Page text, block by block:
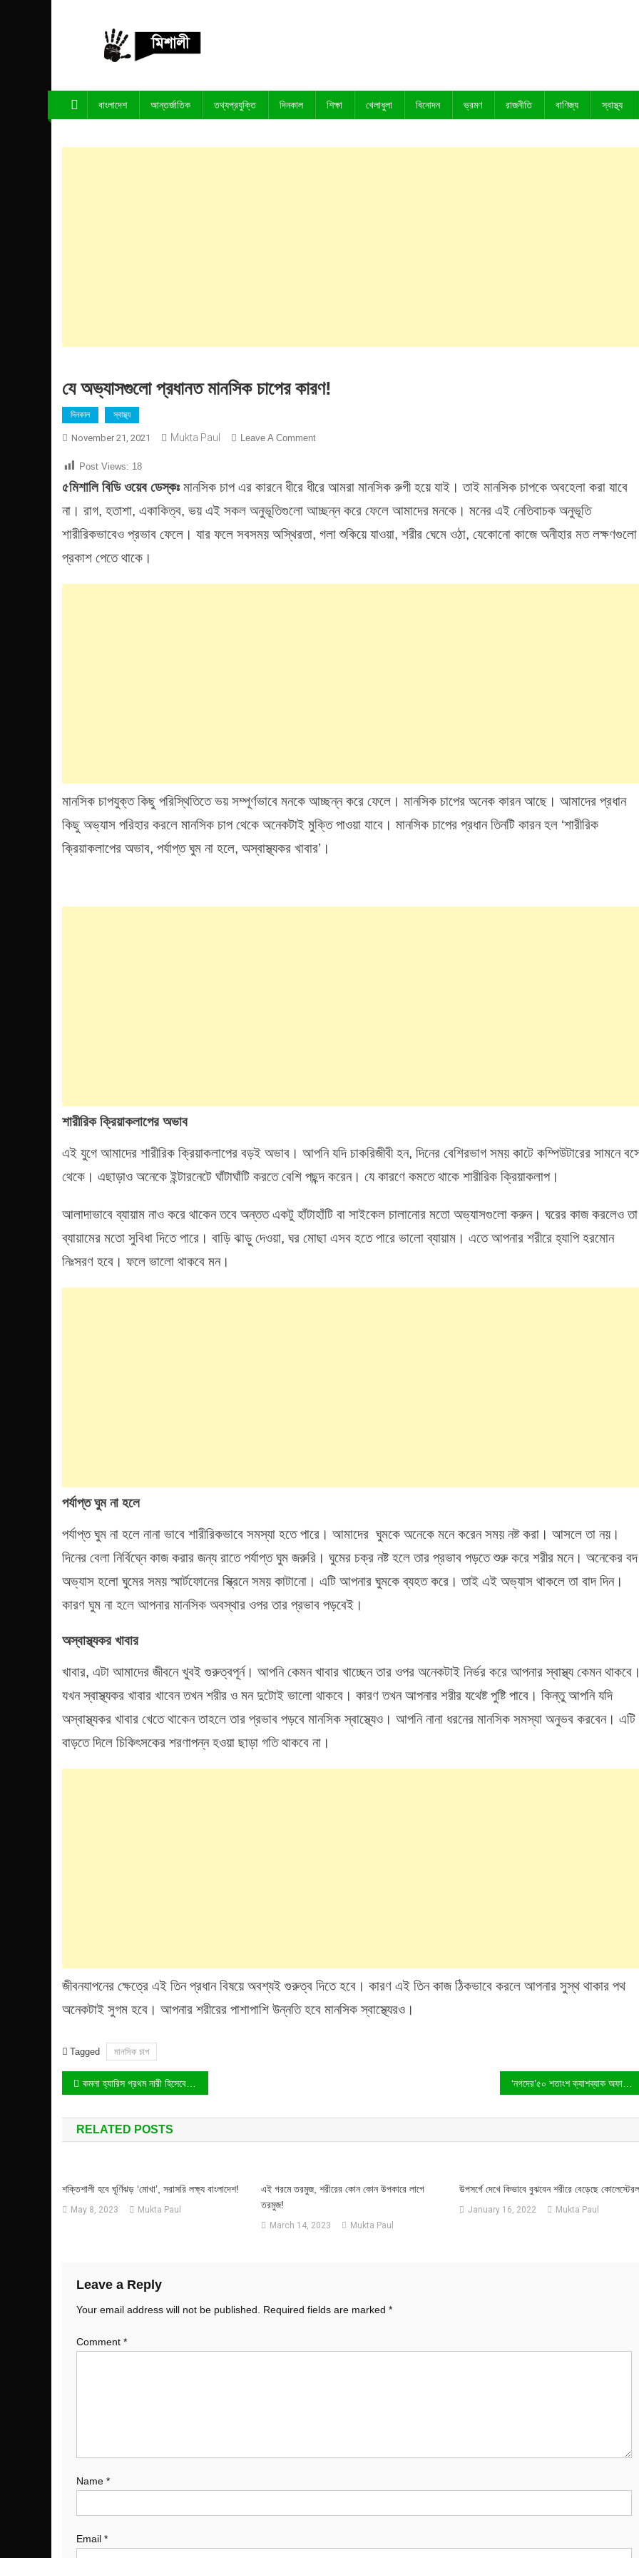
বাংলাদেশ আন্তর্জাতিক তথ্যপ্রযুক্তি দিনকাল শিক্ষা খেলাধুলা বিনোদন ভ্রমণ রাজনীতি বাণিজ্য স্বাস্থ্য
যে অভ্যাসগুলো প্রধানত মানসিক চাপের কারণ!
দিনকাল স্বাস্থ্য
November 21, 2021 Mukta Paul Leave A CommentOn
প্রধানত
চাপের
কারণ!
Post Views: 18
৫মিশালি বিডি ওয়েব ডেস্কঃ মানসিক চাপ এর কারনে ধীরে ধীরে আমরা মানসিক রুগী হয়ে যাই। তাই মানসিক চাপকে অবহেলা করা যাবে
না। রাগ, হতাশা, একাকিত্ব, ভয় এই সকল অনুভূতিগুলো আচ্ছন্ন করে ফেলে আমাদের মনকে। মনের এই নেতিবাচক অনুভূতি
শারীরিকভাবেও প্রভাব ফেলে। যার ফলে সবসময় অস্থিরতা, গলা শুকিয়ে যাওয়া, শরীর ঘেমে ওঠা, যেকোনো কাজে অনীহার মত লক্ষণগুলো
প্রকাশ পেতে থাকে।
মানসিক চাপযুক্ত কিছু পরিস্থিতিতে ভয় সম্পূর্ণভাবে মনকে আচ্ছন্ন করে ফেলে। মানসিক চাপের অনেক কারন আছে। আমাদের প্রধান
কিছু অভ্যাস পরিহার করলে মানসিক চাপ থেকে অনেকটাই মুক্তি পাওয়া যাবে। মানসিক চাপের প্রধান তিনটি কারন হল ‘শারীরিক
ক্রিয়াকলাপের অভাব, পর্যাপ্ত ঘুম না হলে, অস্বাস্থ্যকর খাবার’।
শারীরিক ক্রিয়াকলাপের অভাব
এই যুগে আমাদের শারীরিক ক্রিয়াকলাপের বড়ই অভাব। আপনি যদি চাকরিজীবী হন, দিনের বেশিরভাগ সময় কাটে কম্পিউটারের সামনে
থেকে। এছাড়াও অনেকে ইন্টারনেটে ঘাঁটাঘাঁটি করতে বেশি পছন্দ করেন। যে কারণে কমতে থাকে শারীরিক ক্রিয়াকলাপ।
আলাদাভাবে ব্যায়াম নাও করে থাকেন তবে অন্তত একটু হাঁটাহাঁটি বা সাইকেল চালানোর মতো অভ্যাসগুলো করুন। ঘরের কাজ করলেও তা
ব্যায়ামের মতো সুবিধা দিতে পারে। বাড়ি ঝাড়ু দেওয়া, ঘর মোছা এসব হতে পারে ভালো ব্যায়াম। এতে আপনার শরীরে হ্যাপি হরমোন
নিঃসরণ হবে। ফলে ভালো থাকবে মন।
পর্যাপ্ত ঘুম না হলে
পর্যাপ্ত ঘুম না হলে নানা ভাবে শারীরিকভাবে সমস্যা হতে পারে। আমাদের ঘুমকে অনেকে মনে করেন সময় নষ্ট করা। আসলে তা নয়।
দিনের বেলা নির্বিঘ্নে কাজ করার জন্য রাতে পর্যাপ্ত ঘুম জরুরি। ঘুমের চক্র নষ্ট হলে তার প্রভাব পড়তে শুরু করে শরীর মনে। অনেকের বদ
অভ্যাস হলো ঘুমের সময় স্মার্টফোনের স্ক্রিনে সময় কাটানো। এটি আপনার ঘুমকে ব্যহত করে। তাই এই অভ্যাস থাকলে তা বাদ দিন।
কারণ ঘুম না হলে আপনার মানসিক অবস্থার ওপর তার প্রভাব পড়বেই।
অস্বাস্থ্যকর খাবার
খাবার, এটা আমাদের জীবনে খুবই গুরুত্বপূর্ন। আপনি কেমন খাবার খাচ্ছেন তার ওপর অনেকটাই নির্ভর করে আপনার স্বাস্থ্য কেমন
যখন স্বাস্থ্যকর খাবার খাবেন তখন শরীর ও মন দুটোই ভালো থাকবে। কারণ তখন আপনার শরীর যথেষ্ট পুষ্টি পাবে। কিন্তু আপনি যদি
অস্বাস্থ্যকর খাবার খেতে থাকেন তাহলে তার প্রভাব পড়বে মানসিক স্বাস্থ্যেও। আপনি নানা ধরনের মানসিক সমস্যা অনুভব করবেন। এটি
বাড়তে দিলে চিকিৎসকের শরণাপন্ন হওয়া ছাড়া গতি থাকবে না।
জীবনযাপনের ক্ষেত্রে এই তিন প্রধান বিষয়ে অবশ্যই গুরুত্ব দিতে হবে। কারণ এই তিন কাজ ঠিকভাবে করলে আপনার সুস্থ থাকার পথ
অনেকটাই সুগম হবে। আপনার শরীরের পাশাপাশি উন্নতি হবে মানসিক স্বাস্থ্যেরও।
Tagged মানসিক চাপ
Post
navigation
কমলা হ্যারিস প্রথম নারী হিসেবে মার্কিন প্রেসিডেন্টের দায়িত্ব পালন করবেন!
RELATED POSTS
শক্তিশালী হবে ঘূর্ণিঝড় ‘মোখা’, সরাসরি লক্ষ্য বাংলাদেশ!
May 8, 2023 Mukta Paul
এই গরমে তরমুজ, শরীরের কোন কোন উপকারে লাগে
তরমুজ!
March 14, 2023 Mukta Paul
উপসর্গে দেখে কিভাবে বুঝবেন শরীরে বেড়েছে
January 16, 2022 Mukta Paul
Leave a Reply
Your email address will not be published. Required fields are marked *
Comment *
Name *
Email *